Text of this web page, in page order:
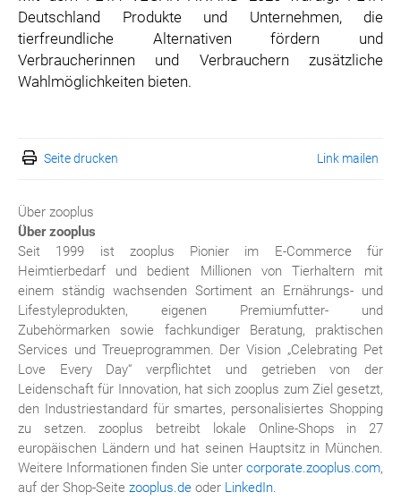
Deutschland Produkte und Unternehmen, die
tierfreundliche Alternativen fördern und
Verbraucherinnen und Verbrauchern zusätzliche
Wahlmöglichkeiten bieten.
Seite drucken Link mailen
Über zooplus
Über zooplus
Seit 1999 ist zooplus Pionier im E-Commerce für
Heimtierbedarf und bedient Millionen von Tierhaltern mit
einem ständig wachsenden Sortiment an Ernährungs- und
Lifestyleprodukten, eigenen Premiumfutter- und
Zubehörmarken sowie fachkundiger Beratung, praktischen
Services und Treueprogrammen. Der Vision „Celebrating Pet
Love Every Day“ verpflichtet und getrieben von der
Leidenschaft für Innovation, hat sich zooplus zum Ziel gesetzt,
den Industriestandard für smartes, personalisiertes Shopping
zu setzen. zooplus betreibt lokale Online-Shops in 27
europäischen Ländern und hat seinen Hauptsitz in München.
Weitere Informationen finden Sie unter corporate.zooplus.com,
auf der Shop-Seite zooplus.de oder LinkedIn.